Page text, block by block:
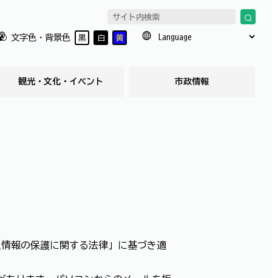
文字色・背景色 黒 白 黄
観光・文化・イベント 市政情報
報の保護に関する法律」に基づき適